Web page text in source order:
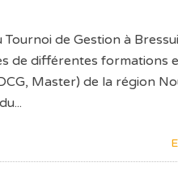
de Gestion à
de différentes formations
Master) de la région